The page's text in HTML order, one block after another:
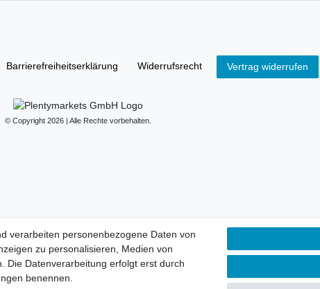
Barrierefreiheitserklärung Widerrufs­recht Vertrag widerrufen
© Copyright 2026 | Alle Rechte vorbehalten.
verarbeiten personenbezogene Daten von
zu personalisieren, Medien von
Die Datenverarbeitung erfolgt erst durch
benennen.